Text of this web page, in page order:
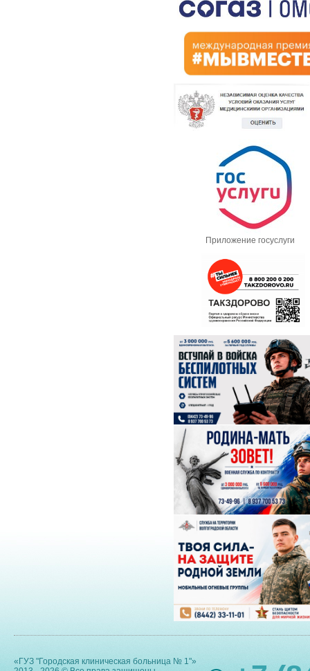
Приложение госуслуги
«ГУЗ "Городская клиническая больница № 1"»